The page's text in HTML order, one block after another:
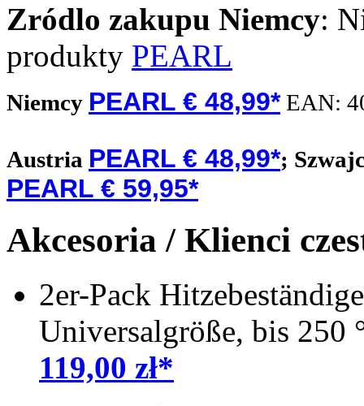
Zródlo zakupu Niemcy:
produkty PEARL
Niemcy PEARL € 48,99*EAN:
Austria PEARL € 48,99*;
PEARL € 59,95*
Akcesoria / Klienci
2er-Pack
Universalgröße, bis 250
119,00 zł*